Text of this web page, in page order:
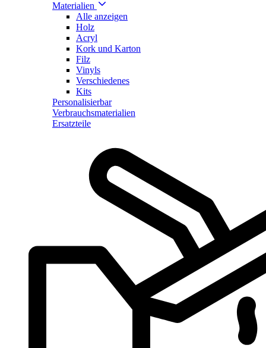
Materialien
Alle anzeigen
Holz
Acryl
Kork und Karton
Filz
Vinyls
Verschiedenes
Kits
Personalisierbar
Verbrauchsmaterialien
Ersatzteile